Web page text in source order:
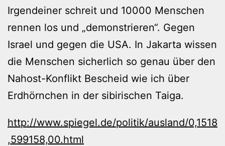
Irgendeiner schreit und 10000 Menschen
rennen los und „demonstrieren“. Gegen
Israel und gegen die USA. In Jakarta wissen
die Menschen sicherlich so genau über den
Nahost-Konflikt Bescheid wie ich über
Erdhörnchen in der sibirischen Taiga.
http://www.spiegel.de/politik/ausland/0,1518
,599158,00.html